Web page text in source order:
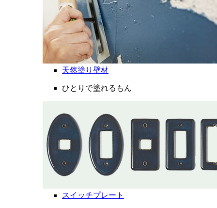
天然塗り壁材
ひとりで塗れるもん
スイッチプレート